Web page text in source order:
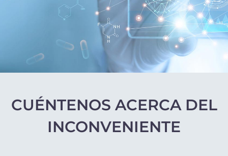
CUÉNTENOS ACERCA DEL
INCONVENIENTE